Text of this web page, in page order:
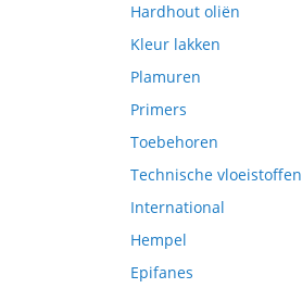
Hardhout oliën
Kleur lakken
Plamuren
Primers
Toebehoren
Technische vloeistoffen
International
Hempel
Epifanes